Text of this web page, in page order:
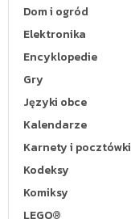
Dom i ogród
Elektronika
Encyklopedie
Gry
Języki obce
Kalendarze
Karnety i pocztówki
Kodeksy
Komiksy
LEGO®